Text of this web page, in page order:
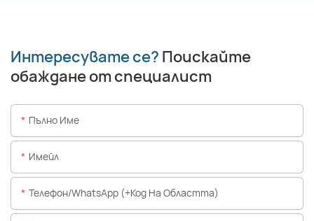
Интересувате се? Поискайте
обаждане от специалист
Пълно Име
Имейл
Телефон/WhatsApp (+Код На Областта)